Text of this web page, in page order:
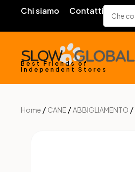
Chi siamo Contatti
Best Friends of
Independent Stores
Home / CANE /ABBIGLIAMENTO /